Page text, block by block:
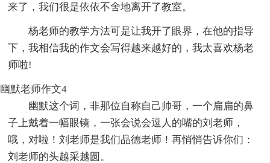
来了，我们很是依依不舍地离开了教室。
杨老师的教学方法可是让我开了眼界，在他的指导
下，我相信我的作文会写得越来越好的，我太喜欢杨老
师啦!
幽默老师作文4
幽默这个词，非那位自称自己帅哥，一个扁扁的鼻
子上戴着一幅眼镜，一张会说会逗人的嘴的刘老师，
哦，对啦！刘老师是我们品德老师！再悄悄告诉你们：
刘老师的头越采越圆。